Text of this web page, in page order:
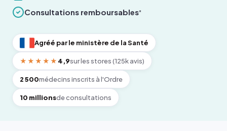
Consultations remboursables*
Agréé par le ministère de la Santé
★★★★★ 4,9sur les stores (125k avis)
2 500médecins inscrits à l'Ordre
10 millionsde consultations